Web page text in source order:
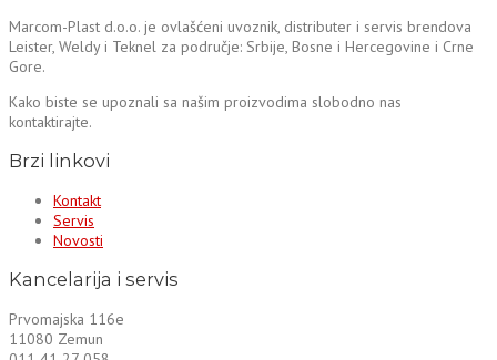
Marcom-Plast d.o.o. je ovlašćeni uvoznik, distributer i servis brendova
Leister, Weldy i Teknel za područje: Srbije, Bosne i Hercegovine i Crne
Gore.
Kako biste se upoznali sa našim proizvodima slobodno nas
kontaktirajte.
Brzi linkovi
Kontakt
Servis
Novosti
Kancelarija i servis
Prvomajska 116e
11080 Zemun